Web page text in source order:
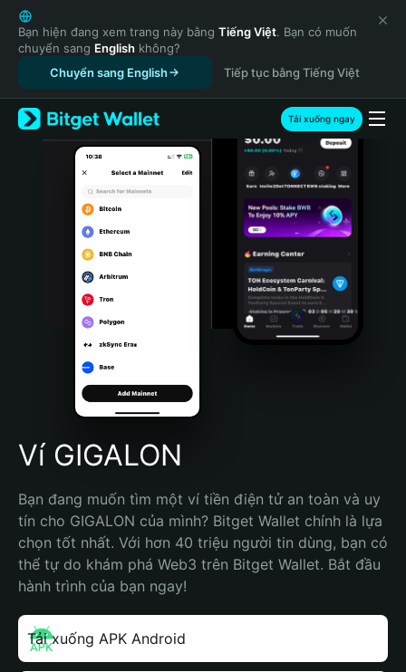
English
日本語
Tiếng Việt
Русский
Español (Latinoamérica)
Türkçe
Italiano
Português (Portugal)
Bahasa Indonesia
Português (Brasil)
Español (Argentina)
Bạn hiện đang xem trang này bằng Tiếng Việt. Bạn có muốn
chuyển sang English không?
Chuyển sang English
Tiếp tục bằng Tiếng Việt
Tải xuống ngay
Ví GIGALON
Bạn đang muốn tìm một ví tiền điện tử an toàn và uy
tín cho GIGALON của mình? Bitget Wallet chính là lựa
chọn tốt nhất. Với hơn 40 triệu người tin dùng, bạn có
thể tự do khám phá Web3 trên Bitget Wallet. Bắt đầu
hành trình của bạn ngay!
Tải xuống APK Android